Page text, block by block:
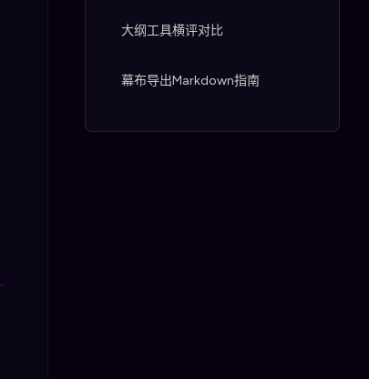
大纲工具横评对比
幕布导出Markdown指南